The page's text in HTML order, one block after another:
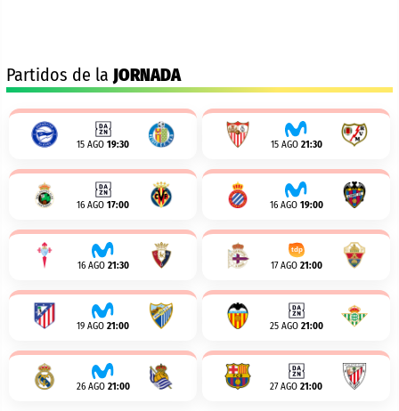
Partidos de la JORNADA
15 AGO 19:30 15 AGO 21:30
16 AGO 17:00 16 AGO 19:00
16 AGO 21:30 17 AGO 21:00
19 AGO 21:00 25 AGO 21:00
26 AGO 21:00 27 AGO 21:00